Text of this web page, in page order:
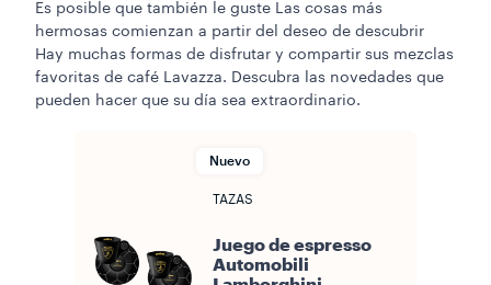
Es posible que también le guste Las cosas más
hermosas comienzan a partir del deseo de descubrir
Hay muchas formas de disfrutar y compartir sus mezclas
favoritas de café Lavazza. Descubra las novedades que
pueden hacer que su día sea extraordinario.
Nuevo
TAZAS
Juego de espresso
Automobili